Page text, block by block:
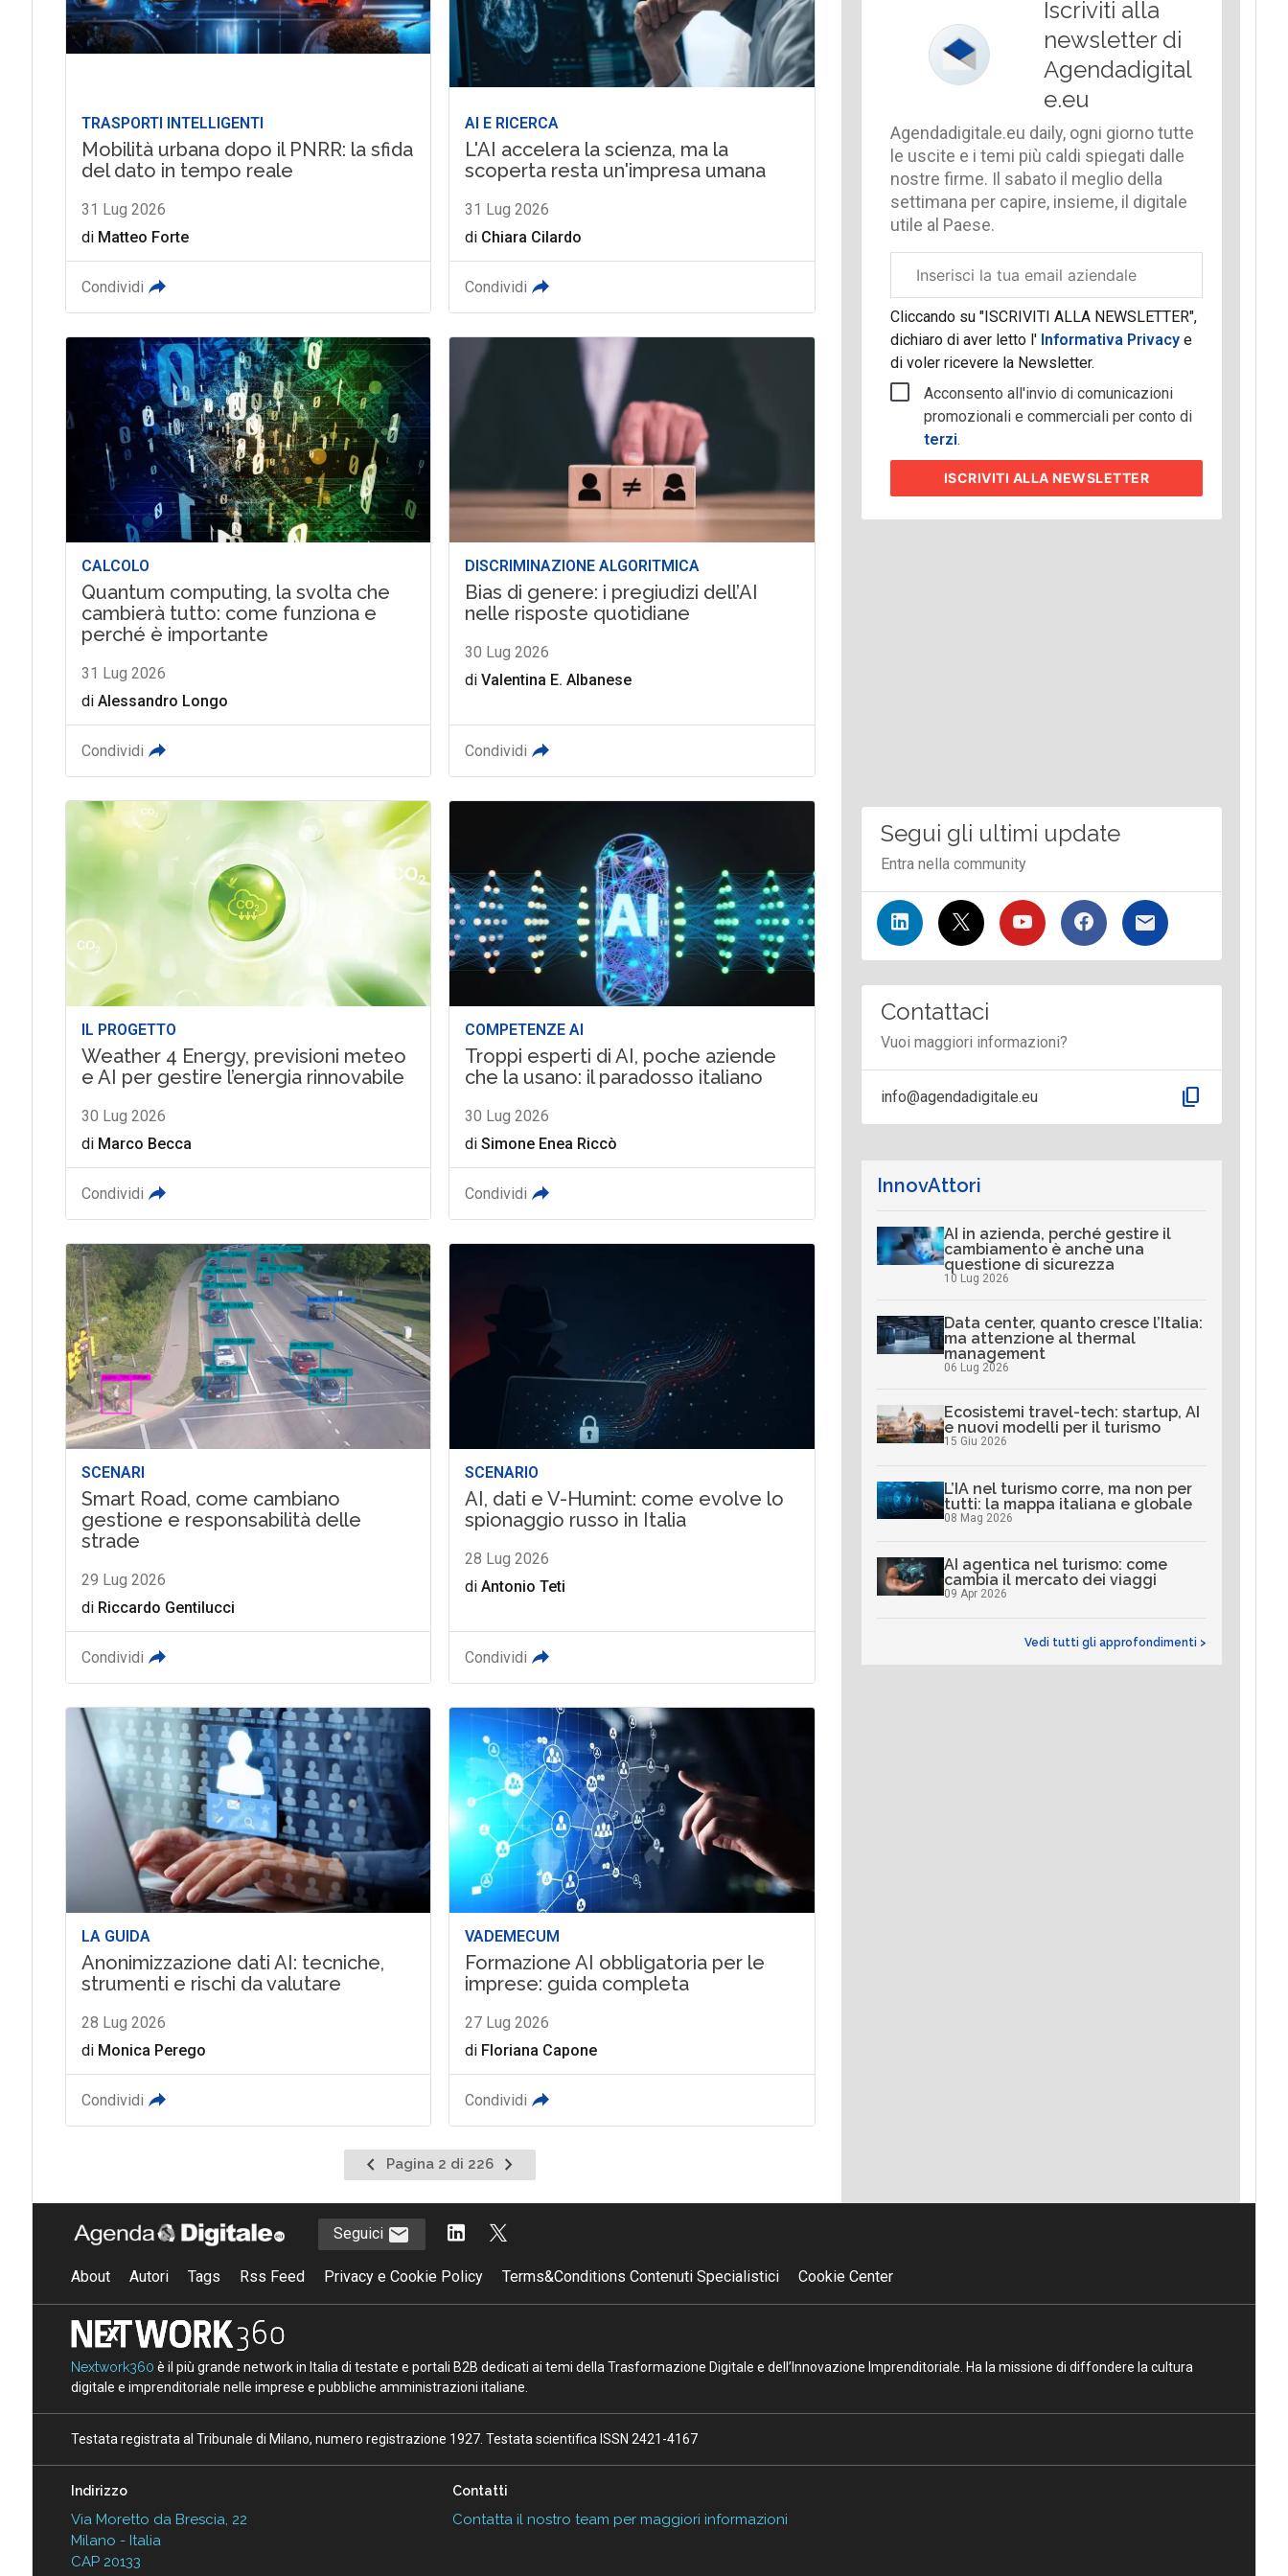
TRASPORTI INTELLIGENTI
Mobilità urbana dopo il PNRR: la sfida
del dato in tempo reale
31 Lug 2026
di Matteo Forte
Condividi
AI E RICERCA
L'AI accelera la scienza, ma la
scoperta resta un'impresa umana
31 Lug 2026
di Chiara Cilardo
Condividi
CALCOLO
Quantum computing, la svolta che
cambierà tutto: come funziona e
perché è importante
31 Lug 2026
di Alessandro Longo
Condividi
DISCRIMINAZIONE ALGORITMICA
Bias di genere: i pregiudizi dell’AI
nelle risposte quotidiane
30 Lug 2026
diValentina E. Albanese
Condividi
IL PROGETTO
Weather 4 Energy, previsioni meteo
e AI per gestire l’energia rinnovabile
30 Lug 2026
di Marco Becca
Condividi
COMPETENZE AI
Troppi esperti di AI, poche aziende
che la usano: il paradosso italiano
30 Lug 2026
diSimone Enea Riccò
Condividi
SCENARI
Smart Road, come cambiano
gestione e responsabilità delle
strade
29 Lug 2026
di Riccardo Gentilucci
Condividi
SCENARIO
AI, dati e V-Humint: come evolve lo
spionaggio russo in Italia
28 Lug 2026
diAntonio Teti
Condividi
LA GUIDA
Anonimizzazione dati AI: tecniche,
strumenti e rischi da valutare
28 Lug 2026
di Monica Perego
Condividi
VADEMECUM
Formazione AI obbligatoria per le
imprese: guida completa
27 Lug 2026
di Floriana Capone
Condividi
Pagina
precedente
Pagina 2 di 226
Pagina
successiva
Iscriviti alla
newsletter di
Agendadigital
e.eu
Agendadigitale.eu daily, ogni giorno tutte
le uscite e i temi più caldi spiegati dalle
nostre firme. Il sabato il meglio della
settimana per capire, insieme, il digitale
utile al Paese.
aziendale
Cliccando su "ISCRIVITI ALLA NEWSLETTER",
dichiaro di aver letto l'Informativa Privacy e
di voler ricevere la Newsletter.
Acconsento all'invio di comunicazioni
promozionali e commerciali per conto di
terzi.
ISCRIVITI ALLA NEWSLETTER
Segui gli ultimi update
Entra nella community
Contattaci
Vuoi maggiori informazioni?
info@agendadigitale.eu content_copy
InnovAttori
AI in azienda, perché gestire il
cambiamento è anche una
questione di sicurezza
10 Lug 2026
Data center, quanto cresce l’Italia:
ma attenzione al thermal
management
06 Lug 2026
Ecosistemi travel-tech: startup, AI
e nuovi modelli per il turismo
15 Giu 2026
L’IA nel turismo corre, ma non per
tutti: la mappa italiana e globale
08 Mag 2026
AI agentica nel turismo: come
cambia il mercato dei viaggi
09 Apr 2026
Vedi tutti gli approfondimenti >
Seguici
About Autori Tags Rss Feed Privacy e Cookie Policy Terms&Conditions Contenuti Specialistici Cookie Center
Nextwork360 è il più grande network in Italia di testate e portali B2B dedicati ai temi della Trasformazione Digitale e dell’Innovazione Imprenditoriale. Ha la missione di diffondere la cultura
digitale e imprenditoriale nelle imprese e pubbliche amministrazioni italiane.
Testata registrata al Tribunale di Milano, numero registrazione 1927. Testata scientifica ISSN 2421-4167
Indirizzo
Via Moretto da Brescia, 22
Milano - Italia
CAP 20133
Contatti
Contatta il nostro team per maggiori informazioni